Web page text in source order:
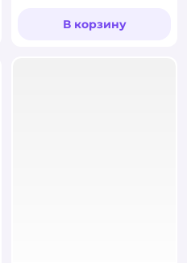
В корзину